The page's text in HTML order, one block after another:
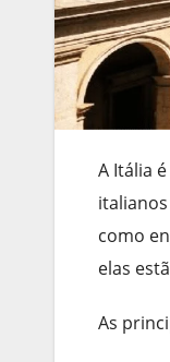
A Itália
como
elas
As